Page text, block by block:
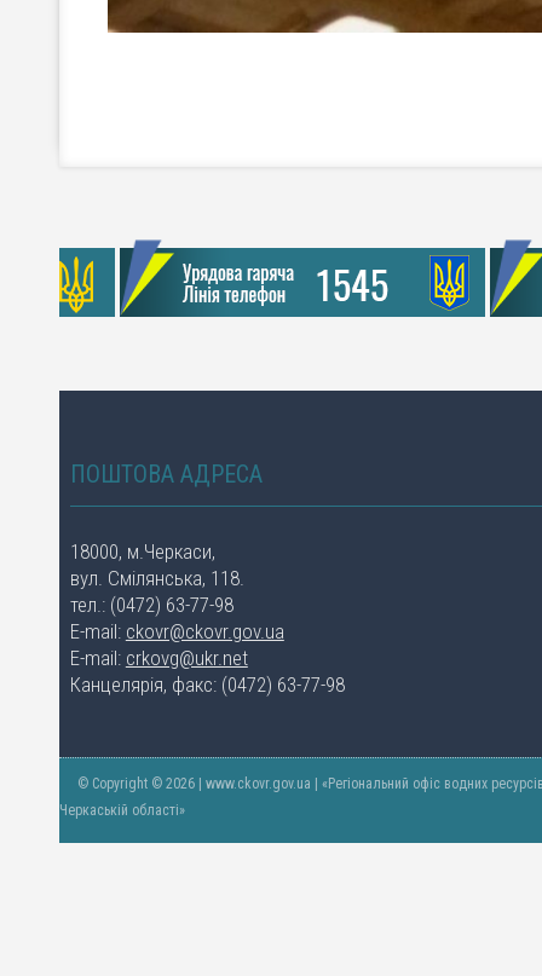
ПОШТОВА АДРЕСА
18000, м.Черкаси,
вул. Смілянська, 118.
тел.: (0472) 63-77-98
E-mail: ckovr@ckovr.gov.ua
E-mail: crkovg@ukr.net
Канцелярія, факс: (0472) 63-77-98
© Copyright © 2026 | www.ckovr.gov.ua | «Регіональний офіс водних
Черкаській області»